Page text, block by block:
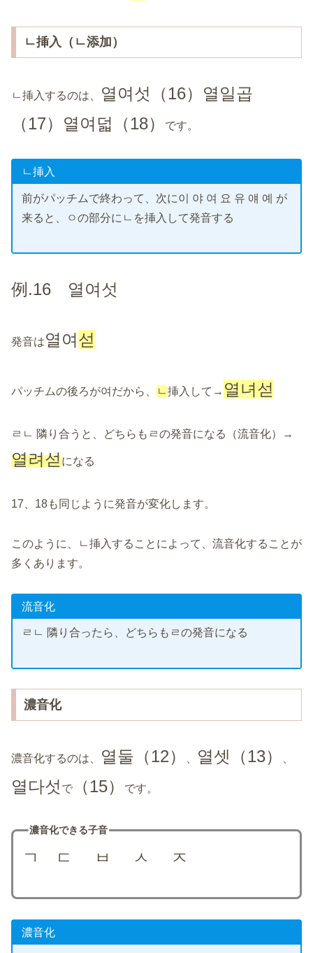
ㄴ挿入（ㄴ添加）
ㄴ挿入するのは、
열여섯（16）열일곱
（17）열여덟（18）
です。
ㄴ挿入
前がパッチムで終わって、次に이 야 여 요 유 얘 예 が
来ると、ㅇの部分にㄴを挿入して発音する
例.16 열여섯
発音は열여섣
パッチムの後ろが여だから、 ㄴ挿入して→ 열녀섣
ㄹㄴ 隣り合うと、どちらもㄹの発音になる（流音化）→
열려섣になる
17、18も同じように発音が変化します。
このように、ㄴ挿入することによって、流音化することが
多くあります。
流音化
ㄹㄴ 隣り合ったら、どちらもㄹの発音になる
濃音化
濃音化するのは、 열둘 （12） 열셋 （13）
열다섯 で （15） です。
濃音化できる子音
ㄱ ㄷ ㅂ ㅅ ㅈ
濃音化